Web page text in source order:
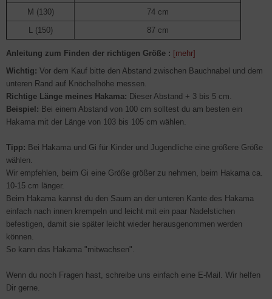
M (130)
74 cm
L (150)
87 cm
Anleitung zum Finden der richtigen Größe : [mehr]
Wichtig: Vor dem Kauf bitte den Abstand zwischen Bauchnabel und dem
unteren Rand auf Knöchelhöhe messen.
Richtige Länge meines Hakama: Dieser Abstand + 3 bis 5 cm.
Beispiel: Bei einem Abstand von 100 cm solltest du am besten ein
Hakama mit der Länge von 103 bis 105 cm wählen.
Tipp: Bei Hakama und Gi für Kinder und Jugendliche eine größere Größe
wählen.
Wir empfehlen, beim Gi eine Größe größer zu nehmen, beim Hakama ca.
10-15 cm länger.
Beim Hakama kannst du den Saum an der unteren Kante des Hakama
einfach nach innen krempeln und leicht mit ein paar Nadelstichen
befestigen, damit sie später leicht wieder herausgenommen werden
können.
So kann das Hakama "mitwachsen".
Wenn du noch Fragen hast, schreibe uns einfach eine E-Mail. Wir helfen
Dir gerne.